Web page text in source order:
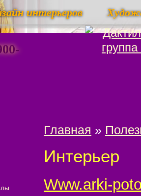
интерьеров
Главная »
Интерьер
www.arki-